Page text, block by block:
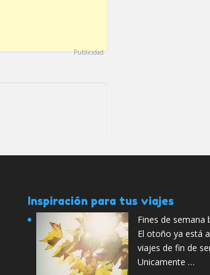
Publicidad
Inspiración para tus viajes
Fines de
El otoño ya está
viajes de fin de
Unicamente …